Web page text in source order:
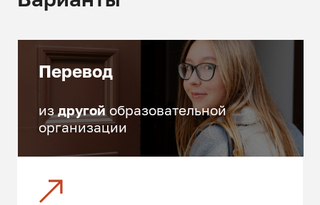
Перевод
издругой образовательной
организации